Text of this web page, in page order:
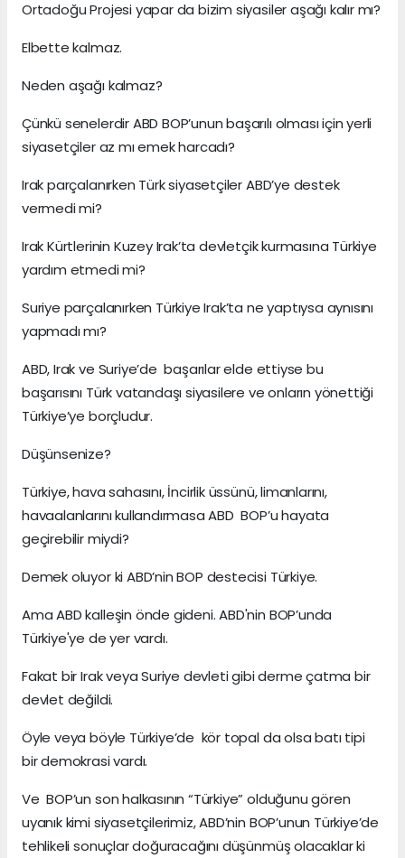
Ortadoğu Projesi yapar da bizim siyasiler aşağı kalır mı?
Elbette kalmaz.
Neden aşağı kalmaz?
Çünkü senelerdir ABD BOP’unun başarılı olması için yerli
siyasetçiler az mı emek harcadı?
Irak parçalanırken Türk siyasetçiler ABD’ye destek
vermedi mi?
Irak Kürtlerinin Kuzey Irak’ta devletçik kurmasına Türkiye
yardım etmedi mi?
Suriye parçalanırken Türkiye Irak’ta ne yaptıysa aynısını
yapmadı mı?
ABD, Irak ve Suriye’de başarılar elde ettiyse bu
başarısını Türk vatandaşı siyasilere ve onların yönettiği
Türkiye’ye borçludur.
Düşünsenize?
Türkiye, hava sahasını, İncirlik üssünü, limanlarını,
havaalanlarını kullandırmasa ABD BOP’u hayata
geçirebilir miydi?
Demek oluyor ki ABD’nin BOP destecisi Türkiye.
Ama ABD kalleşin önde gideni. ABD'nin BOP’unda
Türkiye'ye de yer vardı.
Fakat bir Irak veya Suriye devleti gibi derme çatma bir
devlet değildi.
Öyle veya böyle Türkiye’de kör topal da olsa batı tipi
bir demokrasi vardı.
Ve BOP’un son halkasının “Türkiye” olduğunu gören
uyanık kimi siyasetçilerimiz, ABD’nin BOP’unun Türkiye’de
tehlikeli sonuçlar doğuracağını düşünmüş olacaklar ki